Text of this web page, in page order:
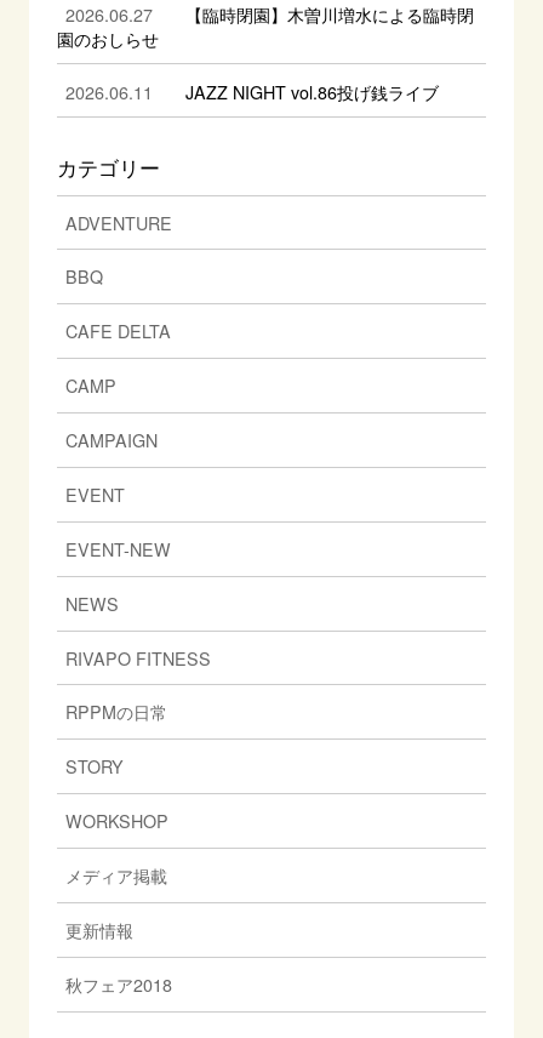
2026.06.27
【臨時閉園】木曽川増水による臨時閉
園のおしらせ
2026.06.11 JAZZ NIGHT vol.86投げ銭ライブ
カテゴリー
ADVENTURE
BBQ
CAFE DELTA
CAMP
CAMPAIGN
EVENT
EVENT-NEW
NEWS
RIVAPO FITNESS
RPPMの日常
STORY
WORKSHOP
メディア掲載
更新情報
秋フェア2018